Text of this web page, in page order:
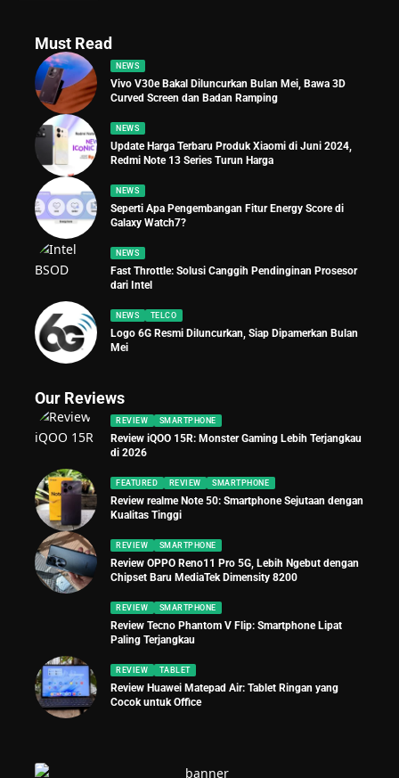
Must Read
NEWS
Vivo V30e Bakal Diluncurkan Bulan Mei, Bawa 3D
Curved Screen dan Badan Ramping
NEWS
Update Harga Terbaru Produk Xiaomi di Juni 2024,
Redmi Note 13 Series Turun Harga
NEWS
Seperti Apa Pengembangan Fitur Energy Score di
Galaxy Watch7?
NEWS
Fast Throttle: Solusi Canggih Pendinginan Prosesor
dari Intel
NEWS TELCO
Logo 6G Resmi Diluncurkan, Siap Dipamerkan Bulan
Mei
Our Reviews
REVIEW SMARTPHONE
Review iQOO 15R: Monster Gaming Lebih Terjangkau
di 2026
FEATURED REVIEW SMARTPHONE
Review realme Note 50: Smartphone Sejutaan dengan
Kualitas Tinggi
REVIEW SMARTPHONE
Review OPPO Reno11 Pro 5G, Lebih Ngebut dengan
Chipset Baru MediaTek Dimensity 8200
REVIEW SMARTPHONE
Review Tecno Phantom V Flip: Smartphone Lipat
Paling Terjangkau
REVIEW TABLET
Review Huawei Matepad Air: Tablet Ringan yang
Cocok untuk Office